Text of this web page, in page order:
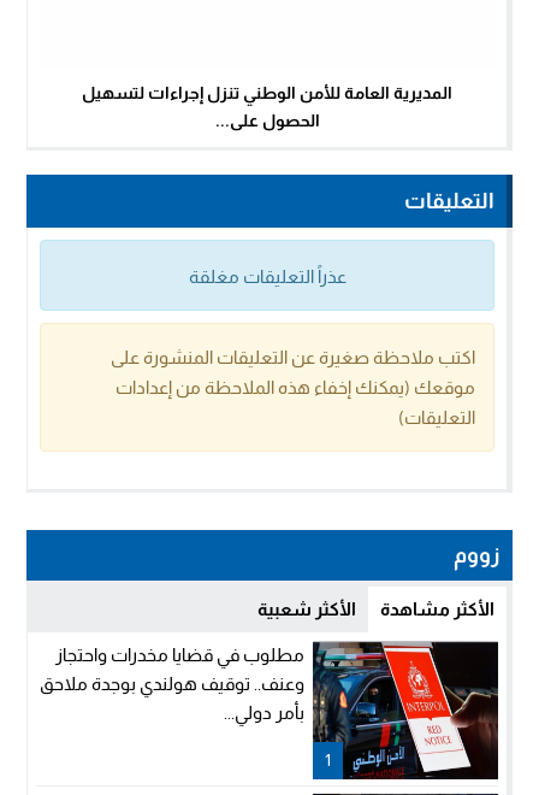
المديرية العامة للأمن الوطني تنزل إجراءات لتسهيل
الحصول على...
التعليقات
عذراً التعليقات مغلقة
اكتب ملاحظة صغيرة عن التعليقات المنشورة على
موقعك (يمكنك إخفاء هذه الملاحظة من إعدادات
التعليقات)
زووم
الأكثر مشاهدة الأكثر شعبية
1
مطلوب في قضايا مخدرات واحتجاز
وعنف.. توقيف هولندي بوجدة ملاحق
بأمر دولي...